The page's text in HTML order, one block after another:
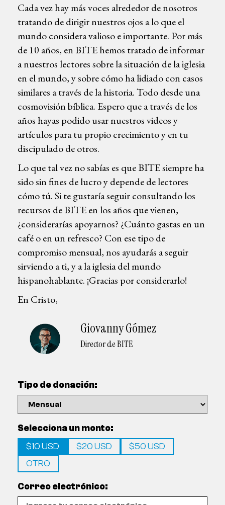
Cada vez hay más voces alrededor de nosotros
tratando de dirigir nuestros ojos a lo que el
mundo considera valioso e importante. Por más
de 10 años, en BITE hemos tratado de informar
a nuestros lectores sobre la situación de la iglesia
en el mundo, y sobre cómo ha lidiado con casos
similares a través de la historia. Todo desde una
cosmovisión bíblica. Espero que a través de los
años hayas podido usar nuestros videos y
artículos para tu propio crecimiento y en tu
discipulado de otros.
Lo que tal vez no sabías es que BITE siempre ha
sido sin fines de lucro y depende de lectores
cómo tú. Si te gustaría seguir consultando los
recursos de BITE en los años que vienen,
¿considerarías apoyarnos? ¿Cuánto gastas en un
café o en un refresco? Con ese tipo de
compromiso mensual, nos ayudarás a seguir
sirviendo a ti, y a la iglesia del mundo
hispanohablante. ¡Gracias por considerarlo!
En Cristo,
Giovanny Gómez
Director de BITE
Tipo de donación:
Selecciona un monto:
$10 USD
$20 USD
$50 USD
OTRO
Correo electrónico: